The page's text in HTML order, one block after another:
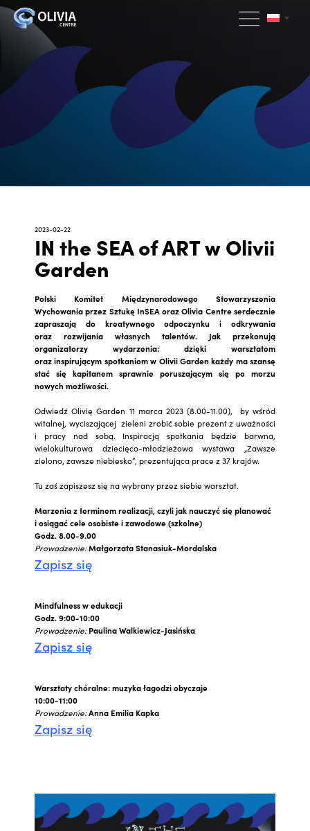
2023-02-22
IN the SEA of ART w Olivii
Garden
Polski Komitet Międzynarodowego Stowarzyszenia
Wychowania przez Sztukę InSEA oraz Olivia Centre serdecznie
zapraszają do kreatywnego odpoczynku i odkrywania
oraz rozwijania własnych talentów. Jak przekonują
organizatorzy wydarzenia: dzięki warsztatom
oraz inspirującym spotkaniom w Olivii Garden każdy ma szansę
stać się kapitanem sprawnie poruszającym się po morzu
nowych możliwości.
Odwiedź Olivię Garden 11 marca 2023 (8.00-11.00), by wśród
witalnej, wyciszającej zieleni zrobić sobie prezent z uważności
i pracy nad sobą. Inspiracją spotkania będzie barwna,
wielokulturowa dziecięco-młodzieżowa wystawa „Zawsze
zielono, zawsze niebiesko”, prezentująca prace z 37 krajów.
Tu zaś zapiszesz się na wybrany przez siebie warsztat.
Marzenia z terminem realizacji, czyli jak nauczyć się planować
i osiągać cele osobiste i zawodowe (szkolne)
Godz. 8.00-9.00
Prowadzenie:Małgorzata Stanasiuk-Mordalska
Zapisz się
Mindfulness w edukacji
Godz. 9:00-10:00
Prowadzenie: Paulina Walkiewicz-Jasińska
Zapisz się
Warsztaty chóralne: muzyka łagodzi obyczaje
10:00-11:00
Prowadzenie:Anna Emilia Kapka
Zapisz się